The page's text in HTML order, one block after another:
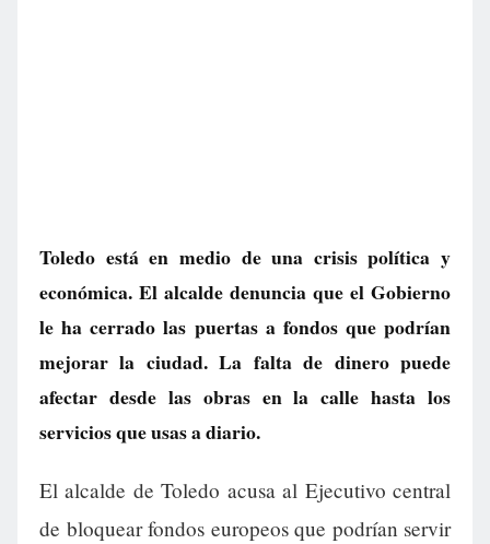
Toledo está en medio de una crisis política y
económica. El alcalde denuncia que el Gobierno
le ha cerrado las puertas a fondos que podrían
mejorar la ciudad. La falta de dinero puede
afectar desde las obras en la calle hasta los
servicios que usas a diario.
El alcalde de Toledo acusa al Ejecutivo central
de bloquear fondos europeos que podrían servir